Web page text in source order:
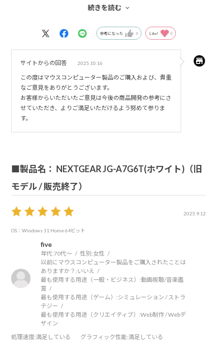
ただ1つだけ、たまに音がすごく大きくなることにびっくり
もしれません。
続きを読む
参考になった 0 Like! 0
サイトからの回答 2025.10.16
この度はマウスコンピューター製品のご購入および、貴重
なご意見をありがとうございます。
お客様からいただいたご意見は今後の商品開発の参考にさ
せていただき、よりご満足いただけるよう努めて参りま
す。
■製品名： NEXTGEAR JG-A7G6T(ホワイト)（旧
モデル / 販売終了）
2025.9.12
OS：Windows 11 Home 64ビット
five
年代:70代～ 性別:女性
以前にマウスコンピューター製品をご購入されたことは
ありますか？: いいえ
最も使用する用途（一般・ビジネス）:動画視聴/音楽鑑
賞
最も使用する用途（ゲーム）:シミュレーション / ストラ
テジー
最も使用する用途（クリエイティブ）:Web制作 / Webデ
ザイン
処理速度:満足している グラフィック性能:満足している